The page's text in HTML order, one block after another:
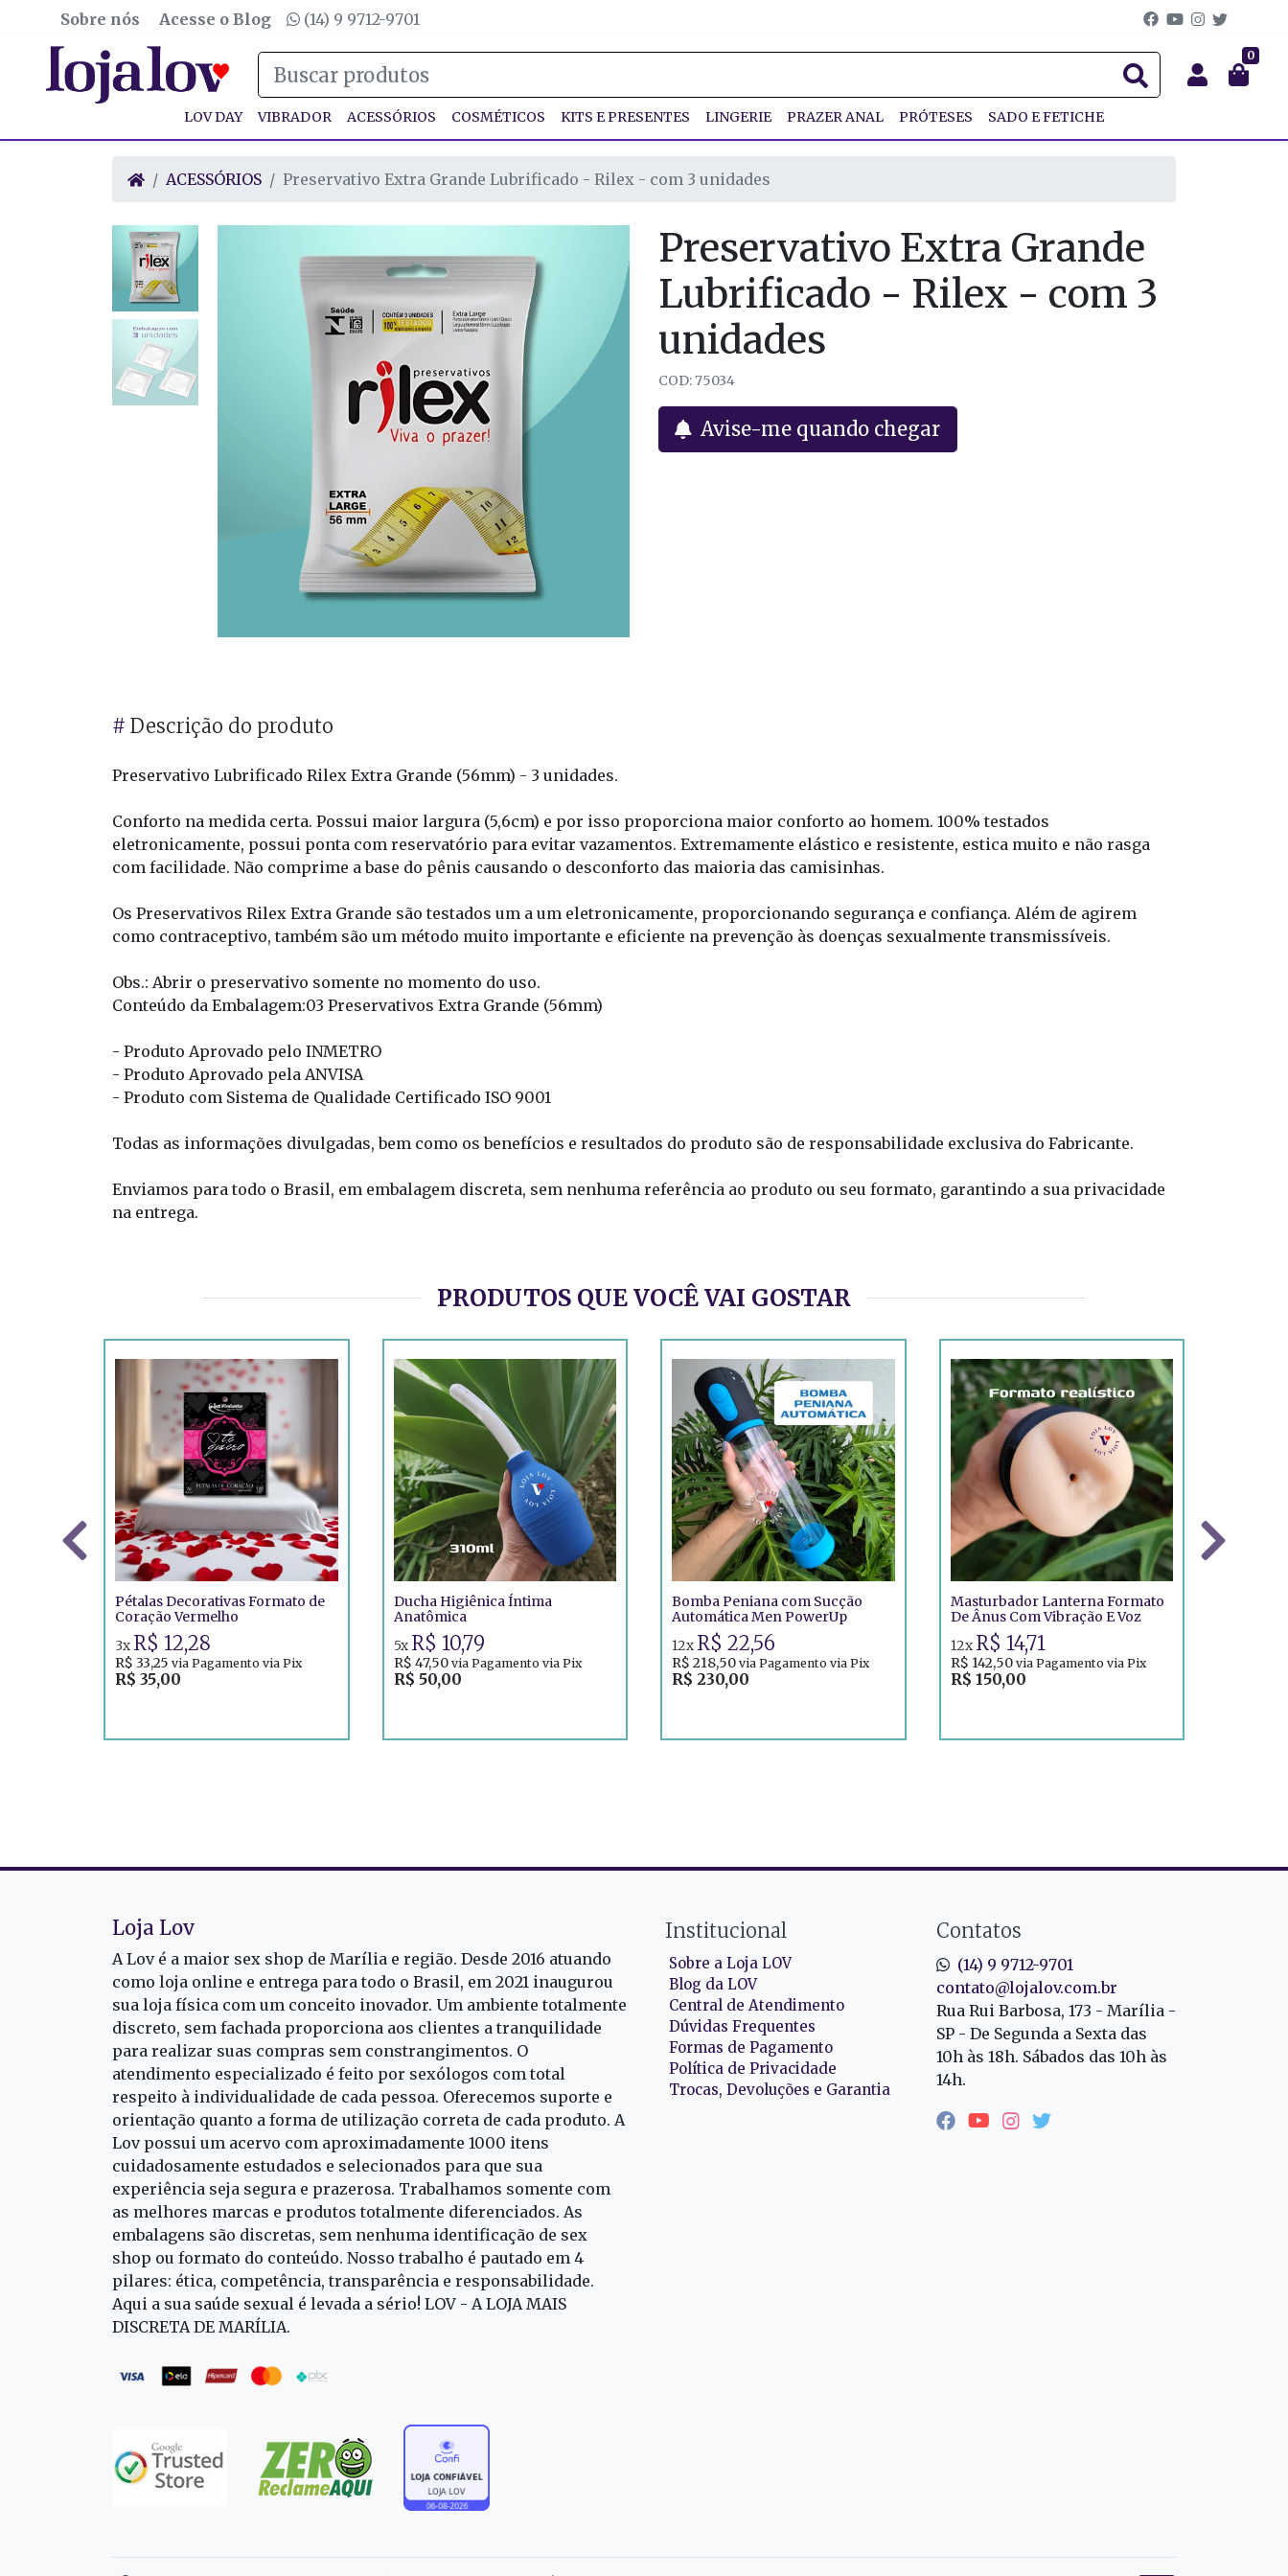
Sobre nós Acesse o Blog (14) 9 9712-9701
0
LOV DAY VIBRADOR ACESSÓRIOS COSMÉTICOS KITS E PRESENTES LINGERIE PRAZER ANAL PRÓTESES SADO E FETICHE
ACESSÓRIOS Preservativo Extra Grande Lubrificado - Rilex - com 3 unidades
Preservativo Extra Grande
Lubrificado - Rilex - com 3
unidades
COD: 75034
Avise-me quando chegar
# Descrição do produto
Preservativo Lubrificado Rilex Extra Grande (56mm) - 3 unidades.
Conforto na medida certa. Possui maior largura (5,6cm) e por isso proporciona maior conforto ao homem. 100% testados
eletronicamente, possui ponta com reservatório para evitar vazamentos. Extremamente elástico e resistente, estica muito e não rasga
com facilidade. Não comprime a base do pênis causando o desconforto das maioria das camisinhas.
Os Preservativos Rilex Extra Grande são testados um a um eletronicamente, proporcionando segurança e confiança. Além de agirem
como contraceptivo, também são um método muito importante e eficiente na prevenção às doenças sexualmente transmissíveis.
Obs.: Abrir o preservativo somente no momento do uso.
Conteúdo da Embalagem:03 Preservativos Extra Grande (56mm)
- Produto Aprovado pelo INMETRO
- Produto Aprovado pela ANVISA
- Produto com Sistema de Qualidade Certificado ISO 9001
Todas as informações divulgadas, bem como os benefícios e resultados do produto são de responsabilidade exclusiva do Fabricante.
Enviamos para todo o Brasil, em embalagem discreta, sem nenhuma referência ao produto ou seu formato, garantindo a sua privacidade
na entrega.
PRODUTOS QUE VOCÊ VAI GOSTAR
Pétalas Decorativas Formato de
Coração Vermelho
R$ 35,00
3x R$ 12,28
R$ 33,25 via Pagamento via Pix
Ducha Higiênica Íntima
Anatômica
R$ 50,00
5x R$ 10,79
R$ 47,50 via Pagamento via Pix
Bomba Peniana com Sucção
Automática Men PowerUp
R$ 230,00
12x R$ 22,56
R$ 218,50 via Pagamento via Pix
Masturbador Lanterna Formato
De Ânus Com Vibração E Voz
R$ 150,00
12x R$ 14,71
R$ 142,50 via Pagamento via Pix
Contatos
(14) 9 9712-9701
contato@lojalov.com.br
Rua Rui Barbosa, 173 - Marília -
SP - De Segunda a Sexta das
10h às 18h. Sábados das 10h às
14h.
Institucional
Sobre a Loja LOV
Blog da LOV
Central de Atendimento
Dúvidas Frequentes
Formas de Pagamento
Política de Privacidade
Trocas, Devoluções e Garantia
Loja Lov
A Lov é a maior sex shop de Marília e região. Desde 2016 atuando
como loja online e entrega para todo o Brasil, em 2021 inaugurou
sua loja física com um conceito inovador. Um ambiente totalmente
discreto, sem fachada proporciona aos clientes a tranquilidade
para realizar suas compras sem constrangimentos. O
atendimento especializado é feito por sexólogos com total
respeito à individualidade de cada pessoa. Oferecemos suporte e
orientação quanto a forma de utilização correta de cada produto. A
Lov possui um acervo com aproximadamente 1000 itens
cuidadosamente estudados e selecionados para que sua
experiência seja segura e prazerosa. Trabalhamos somente com
as melhores marcas e produtos totalmente diferenciados. As
embalagens são discretas, sem nenhuma identificação de sex
shop ou formato do conteúdo. Nosso trabalho é pautado em 4
pilares: ética, competência, transparência e responsabilidade.
Aqui a sua saúde sexual é levada a sério! LOV - A LOJA MAIS
DISCRETA DE MARÍLIA.